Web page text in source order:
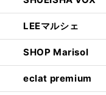
LEEマルシェ
SHOP Marisol
eclat premium